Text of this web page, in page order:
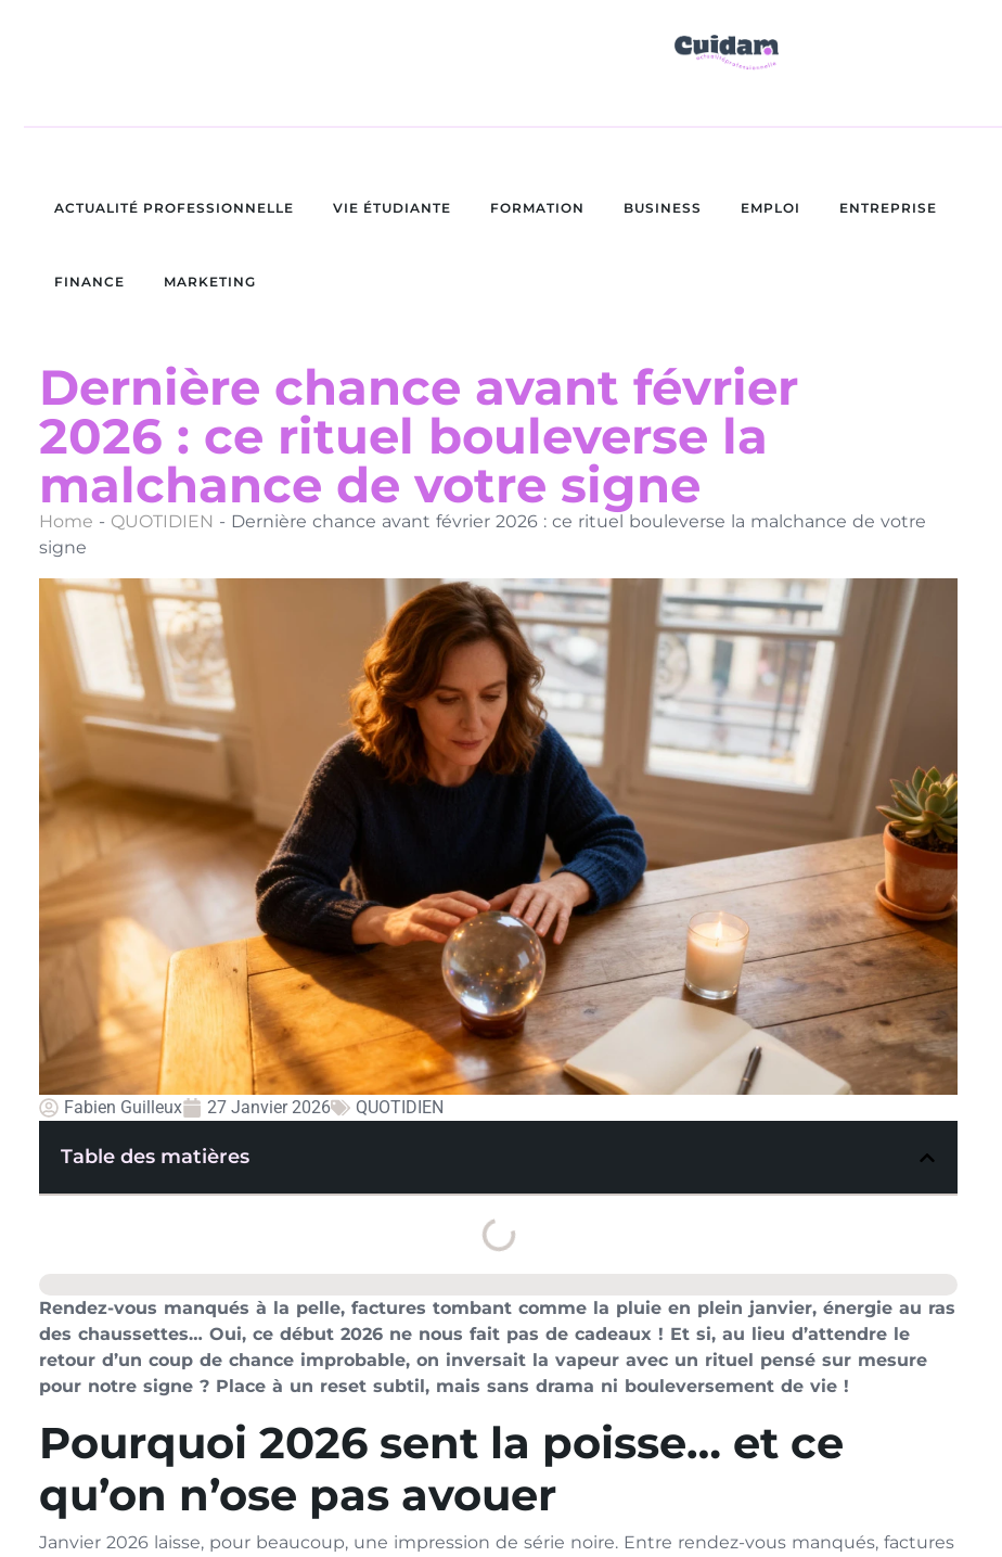
ACTUALITÉ PROFESSIONNELLE VIE ÉTUDIANTE FORMATION BUSINESS EMPLOI ENTREPRISE
FINANCE MARKETING
Dernière chance avant février
2026 : ce rituel bouleverse la
malchance de votre signe
Home - QUOTIDIEN - Dernière chance avant février 2026 : ce rituel bouleverse la malchance de votre
signe
Fabien Guilleux 27 Janvier 2026 QUOTIDIEN
Table des matières
Rendez-vous manqués à la pelle, factures tombant comme la pluie en plein janvier, énergie au ras
des chaussettes… Oui, ce début 2026 ne nous fait pas de cadeaux ! Et si, au lieu d’attendre le
retour d’un coup de chance improbable, on inversait la vapeur avec un rituel pensé sur mesure
pour notre signe ? Place à un reset subtil, mais sans drama ni bouleversement de vie !
Pourquoi 2026 sent la poisse… et ce
qu’on n’ose pas avouer
Janvier 2026 laisse, pour beaucoup, une impression de série noire. Entre rendez-vous manqués, factures